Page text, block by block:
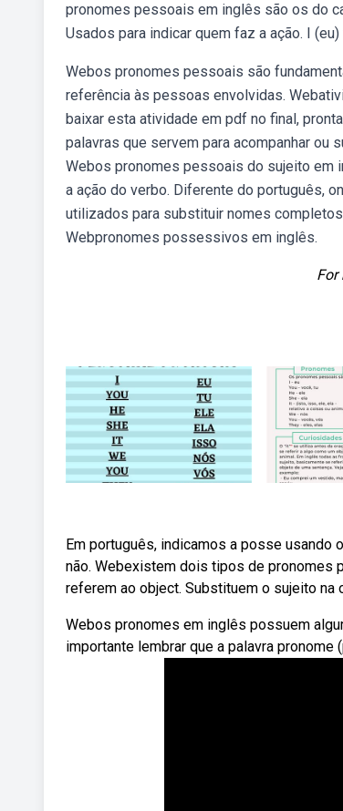
pronomes pessoais em inglês são os do
Usados para indicar quem faz a ação. I
Webos pronomes pessoais são
referência às pessoas envolvidas.
baixar esta atividade em pdf no final,
palavras que servem para acompanhar
Webos pronomes pessoais do sujeito em
a ação do verbo. Diferente do português,
utilizados para substituir nomes
Webpronomes possessivos em inglês.
For
Em português, indicamos a posse usando
não. Webexistem dois tipos de pronomes
referem ao object. Substituem o sujeito na
Webos pronomes em inglês possuem
importante lembrar que a palavra pronome